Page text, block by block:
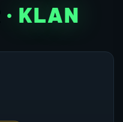
· KLAN